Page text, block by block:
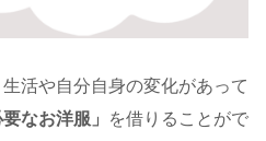
活や自分自身の変化があって
なお洋服」
を借りることがで